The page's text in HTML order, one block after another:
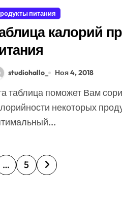
питания
калорий
studiohallo_ Ноя 4, 2018
некоторых
… 5